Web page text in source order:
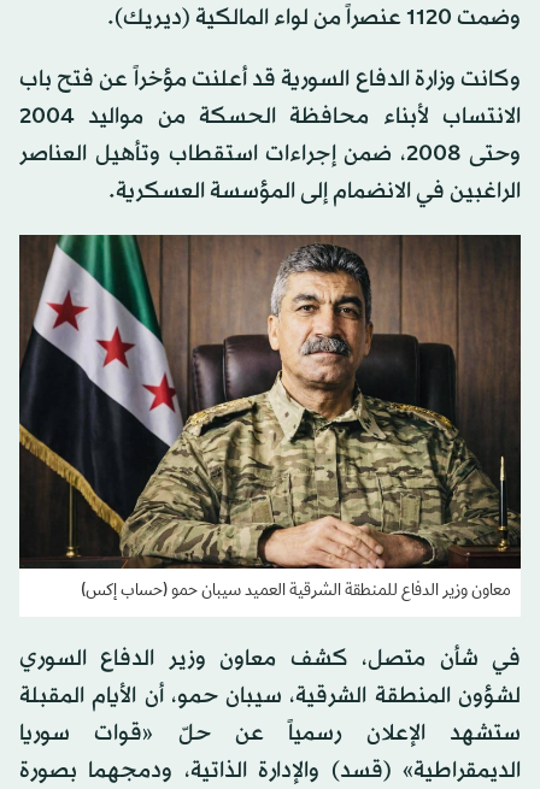
وضمت 1120 عنصراً من لواء المالكية (ديريك).
وكانت وزارة الدفاع السورية قد أعلنت مؤخراً عن فتح باب
الانتساب لأبناء محافظة الحسكة من مواليد 2004
وحتى 2008، ضمن إجراءات استقطاب وتأهيل العناصر
الراغبين في الانضمام إلى المؤسسة العسكرية.
معاون وزير الدفاع للمنطقة الشرقية العميد سيبان حمو (حساب إكس)
في شأن متصل، كشف معاون وزير الدفاع السوري
لشؤون المنطقة الشرقية، سيبان حمو، أن الأيام المقبلة
ستشهد الإعلان رسمياً عن حلّ «قوات سوريا
الديمقراطية» (قسد) والإدارة الذاتية، ودمجهما بصورة